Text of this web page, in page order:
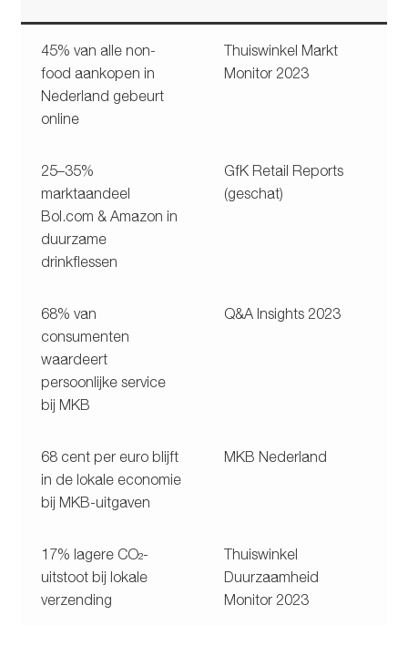
45% van alle non-
food aankopen in
Nederland gebeurt
online
Thuiswinkel Markt
Monitor 2023
25–35%
marktaandeel
Bol.com & Amazon in
duurzame
drinkflessen
GfK Retail Reports
(geschat)
68% van
consumenten
waardeert
persoonlijke service
bij MKB
Q&A Insights 2023
68 cent per euro blijft
in de lokale economie
bij MKB-uitgaven
MKB Nederland
17% lagere CO₂-
uitstoot bij lokale
verzending
Thuiswinkel
Duurzaamheid
Monitor 2023